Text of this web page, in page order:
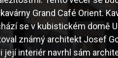
Grand Café Orient.
se v kubistickém domě
známý architekt Josef
její interiér navrhl sám